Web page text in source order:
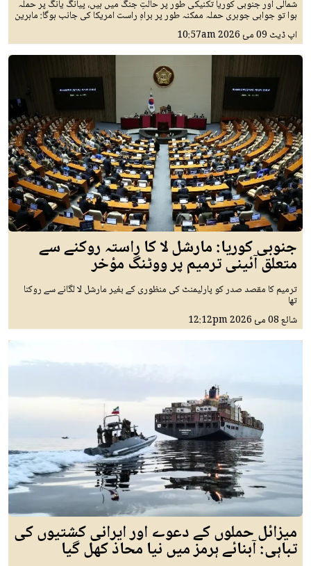
شمالی اور جنوبی کوریا تکنیکی طور پر حالتِ جنگ میں ہیں، پیانگ یانگ پر حملہ
ہوا تو جوابی جوہری حملہ ممکنہ طور پر براہِ راست امریکا کی جانب ہوگا: ماہرین
اپ ڈیٹ 09 مئ 2026 10:57am
جنوبی کوریا: مارشل لا کا راستہ روکنے سے
متعلق آئینی ترمیم پر ووٹنگ مؤخر
ترمیم کا مقصد صدر کو پارلیمنٹ کی منظوری کے بغیر مارشل لا لگانے سے روکنا
تھا
شائع08 مئ 2026 12:12pm
میزائل حملوں کے دعوے اور ایرانی کشتیوں کی
تباہی: آبنائے ہرمز میں نیا محاذ کھل گیا